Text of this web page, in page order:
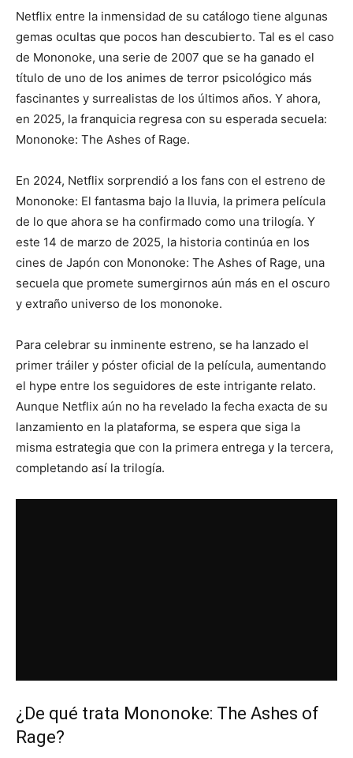
Netflix entre la inmensidad de su catálogo tiene algunas
gemas ocultas que pocos han descubierto. Tal es el caso
de Mononoke, una serie de 2007 que se ha ganado el
título de uno de los animes de terror psicológico más
fascinantes y surrealistas de los últimos años. Y ahora,
en 2025, la franquicia regresa con su esperada secuela:
Mononoke: The Ashes of Rage.
En 2024, Netflix sorprendió a los fans con el estreno de
Mononoke: El fantasma bajo la lluvia, la primera película
de lo que ahora se ha confirmado como una trilogía. Y
este 14 de marzo de 2025, la historia continúa en los
cines de Japón con Mononoke: The Ashes of Rage, una
secuela que promete sumergirnos aún más en el oscuro
y extraño universo de los mononoke.
Para celebrar su inminente estreno, se ha lanzado el
primer tráiler y póster oficial de la película, aumentando
el hype entre los seguidores de este intrigante relato.
Aunque Netflix aún no ha revelado la fecha exacta de su
lanzamiento en la plataforma, se espera que siga la
misma estrategia que con la primera entrega y la tercera,
completando así la trilogía.
¿De qué trata Mononoke: The Ashes of
Rage?